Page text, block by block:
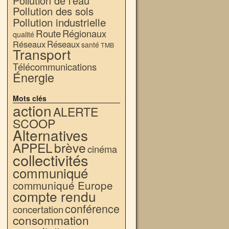
Pollution des sols
Pollution industrielle
qualité RouteRégionaux
RéseauxRéseauxsantéTMB
Transport
Télécommunications
Énergie
Mots clés
actionALERTE
SCOOP
Alternatives
APPELbrèvecinéma
collectivités
communiqué
communiqué Europe
compte rendu
concertationconférence
consommation